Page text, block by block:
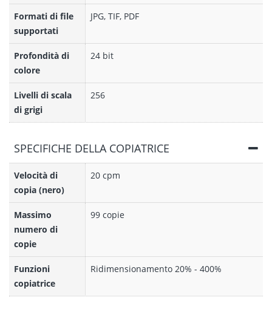
Formati di file
supportati
JPG, TIF, PDF
Profondità di
colore
24 bit
Livelli di scala
di grigi
256
SPECIFICHE DELLA COPIATRICE
Velocità di
copia (nero)
20 cpm
Massimo
numero di
copie
99 copie
Funzioni
copiatrice
Ridimensionamento 20% - 400%